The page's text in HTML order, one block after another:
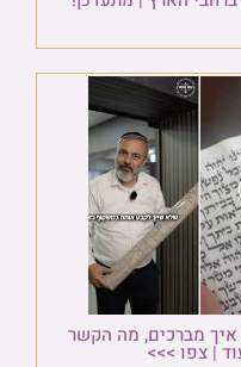
איך מברכים, מה הקשר
| צפו >>>